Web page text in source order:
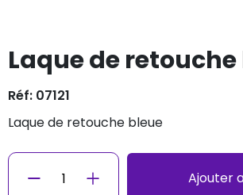
Laque de
Réf: 07121
laque de retouche bleue
+ Ajouter